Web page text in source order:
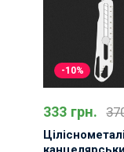
-10%
333 грн.